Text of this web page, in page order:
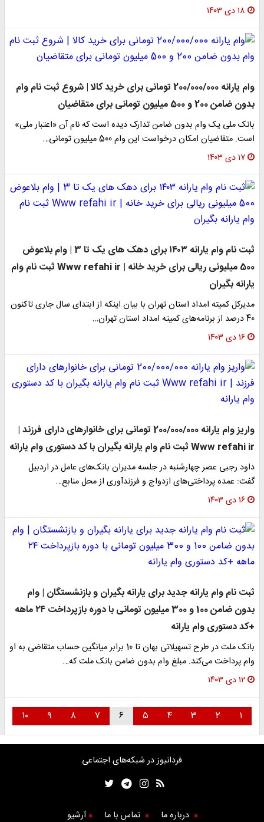
۱۸ دی ۱۴۰۳
وام یارانه 200/000/000 تومانی برای خرید کالا | شروع ثبت نام وام
بدون ضامن 200 و 500 میلیون تومانی برای متقاضیان
بانک ملی یک وام بدون ضامن تدارک دیده است که نام آن «اعتبار ملی»
است. متقاضیان امکان درخواست این وام 500 میلیون تومانی…
۱۷ دی ۱۴۰۳
ثبت نام وام یارانه ۱۴۰۳ برای دهک های یک تا 3 | وام بلاعوض
500 میلیونی ریالی برای خرید خانه | Www refahi ir ثبت نام وام
یارانه بگیران
مدیرکل کمیته امداد استان تهران با بیان اینکه از ابتدای سال جاری تاکنون
40 درصد از برنامه‌های کمیته امداد استان تهران…
۱۶ دی ۱۴۰۳
واریز وام یارانه 200/000/000 تومانی برای خانوارهای دارای فرزند |
Www refahi ir ثبت نام وام یارانه بگیران با کد دستوری وام یارانه
داود رجبی عصر چهارشنبه در جلسه مدیران بانک‌های عامل در اردبیل
گفت: عمده پرداختی‌های ازدواج و فرزندآوری از محل منابع…
۱۶ دی ۱۴۰۳
ثبت نام وام یارانه جدید برای یارانه بگیران و بازنشستگان | وام
بدون ضامن 100 و 300 میلیون تومانی با دوره بازپرداخت ۲۴ ماهه
+کد دستوری وام یارانه
بانک ملت در طرح تسهیلاتی بهان تا 10 برابر میانگین حساب متقاضی به او
وام پرداخت می‌کند. مبلغ وام بدون ضامن بانک ملت که…
۱۲ دی ۱۴۰۳
۱ ۲ ۳ ۴ ۵ ۶ ۷ ۸ ۹ ۱۰
فردانیوز در شبکه‌های اجتماعی
درباره ما تماس با ما آرشیو